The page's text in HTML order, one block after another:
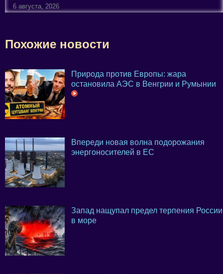
6 августа, 2026
Похожие новости
Природа против Европы: жара
остановила АЭС в Венгрии и Румынии
Впереди новая волна подорожания
энергоносителей в ЕС
Запад нащупал предел терпения России
в море